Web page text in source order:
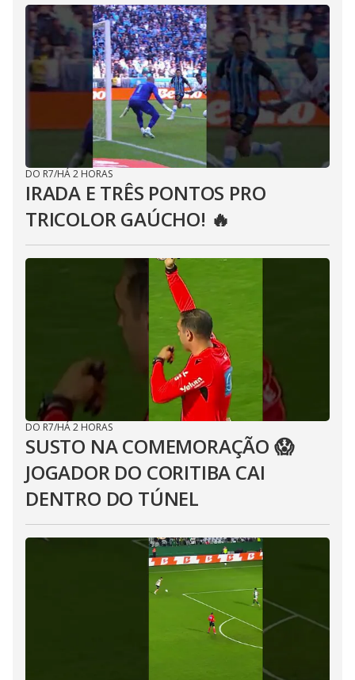
DO R7/HÁ 2 HORAS
IRADA E TRÊS PONTOS PRO
TRICOLOR GAÚCHO! 🔥
DO R7/HÁ 2 HORAS
SUSTO NA COMEMORAÇÃO 😱
JOGADOR DO CORITIBA CAI
DENTRO DO TÚNEL